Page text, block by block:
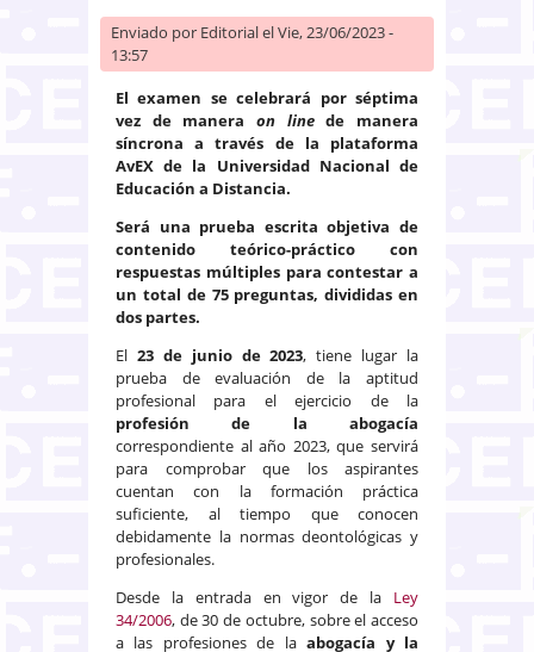
Enviado por Editorialel Vie, 23/06/2023 -
13:57
El examen se celebrará por séptima
vez de manera on linede manera
síncrona a través de la plataforma
AvEX de la Universidad Nacional de
Educación a Distancia.
Será una prueba escrita objetiva de
contenido teórico-práctico con
respuestas múltiples para contestar a
un total de 75 preguntas, divididas en
dos partes.
El 23 de junio de 2023, tiene lugar la
prueba de evaluación de la aptitud
profesional para el ejercicio de la
profesión de la abogacía
correspondiente al año 2023, que servirá
para comprobar que los aspirantes
cuentan con la formación práctica
suficiente, al tiempo que conocen
debidamente la normas deontológicas y
profesionales.
Desde la entrada en vigor de la Ley
34/2006, de 30 de octubre, sobre el acceso
a las profesiones de laabogacía y la